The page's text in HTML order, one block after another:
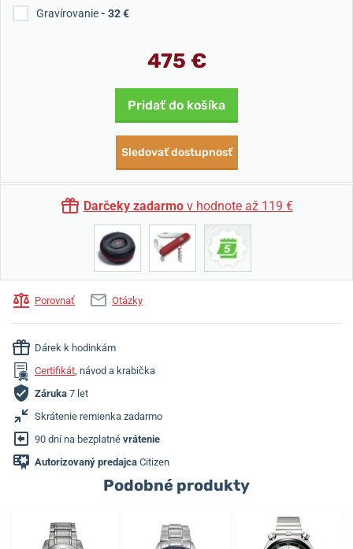
Gravírovanie- 32 €
475 €
Pridať do košíka
Sledovať dostupnosť
Darčeky zadarmov hodnote až 119 €
Porovnať Otázky
Dárek k hodinkám
Certifikát, návod a krabička
Záruka 7 let
Skrátenie remienka zadarmo
90 dní na bezplatné vrátenie
Autorizovaný predajca Citizen
Podobné produkty